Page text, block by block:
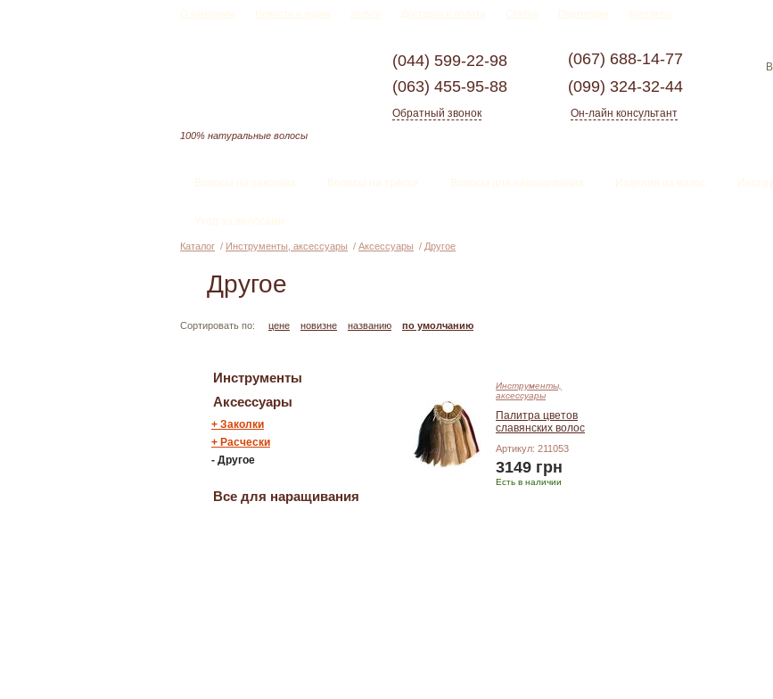
О компании Новости и акции Услуги Доставка и оплата Статьи Партнерам Контакты
100% натуральные волосы
(044) 599-22-98 (067) 688-14-77
(063) 455-95-88 (099) 324-32-44
Обратный звонок Он-лайн консультант
Волосы на заколках Волосы на трессе Волосы для наращивания Изделия из волос
Уход за волосами
Каталог / Инструменты, аксессуары / Аксессуары / Другое
Другое
Сортировать по: цене новизне названию по умолчанию
Инструменты
Аксессуары
+ Заколки
+ Расчески
- Другое
Все для наращивания
Инструменты,
аксессуары
Палитра цветов
славянских волос
Артикул: 211053
3149 грн
Есть в наличии